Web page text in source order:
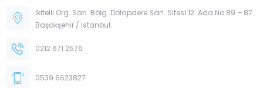
İkitelli Org. San. Bölg. Dolapdere San. Sitesi 12. Ada No.89 – 87
Başakşehir / İstanbul.
0212 671 2576
0539 6623827